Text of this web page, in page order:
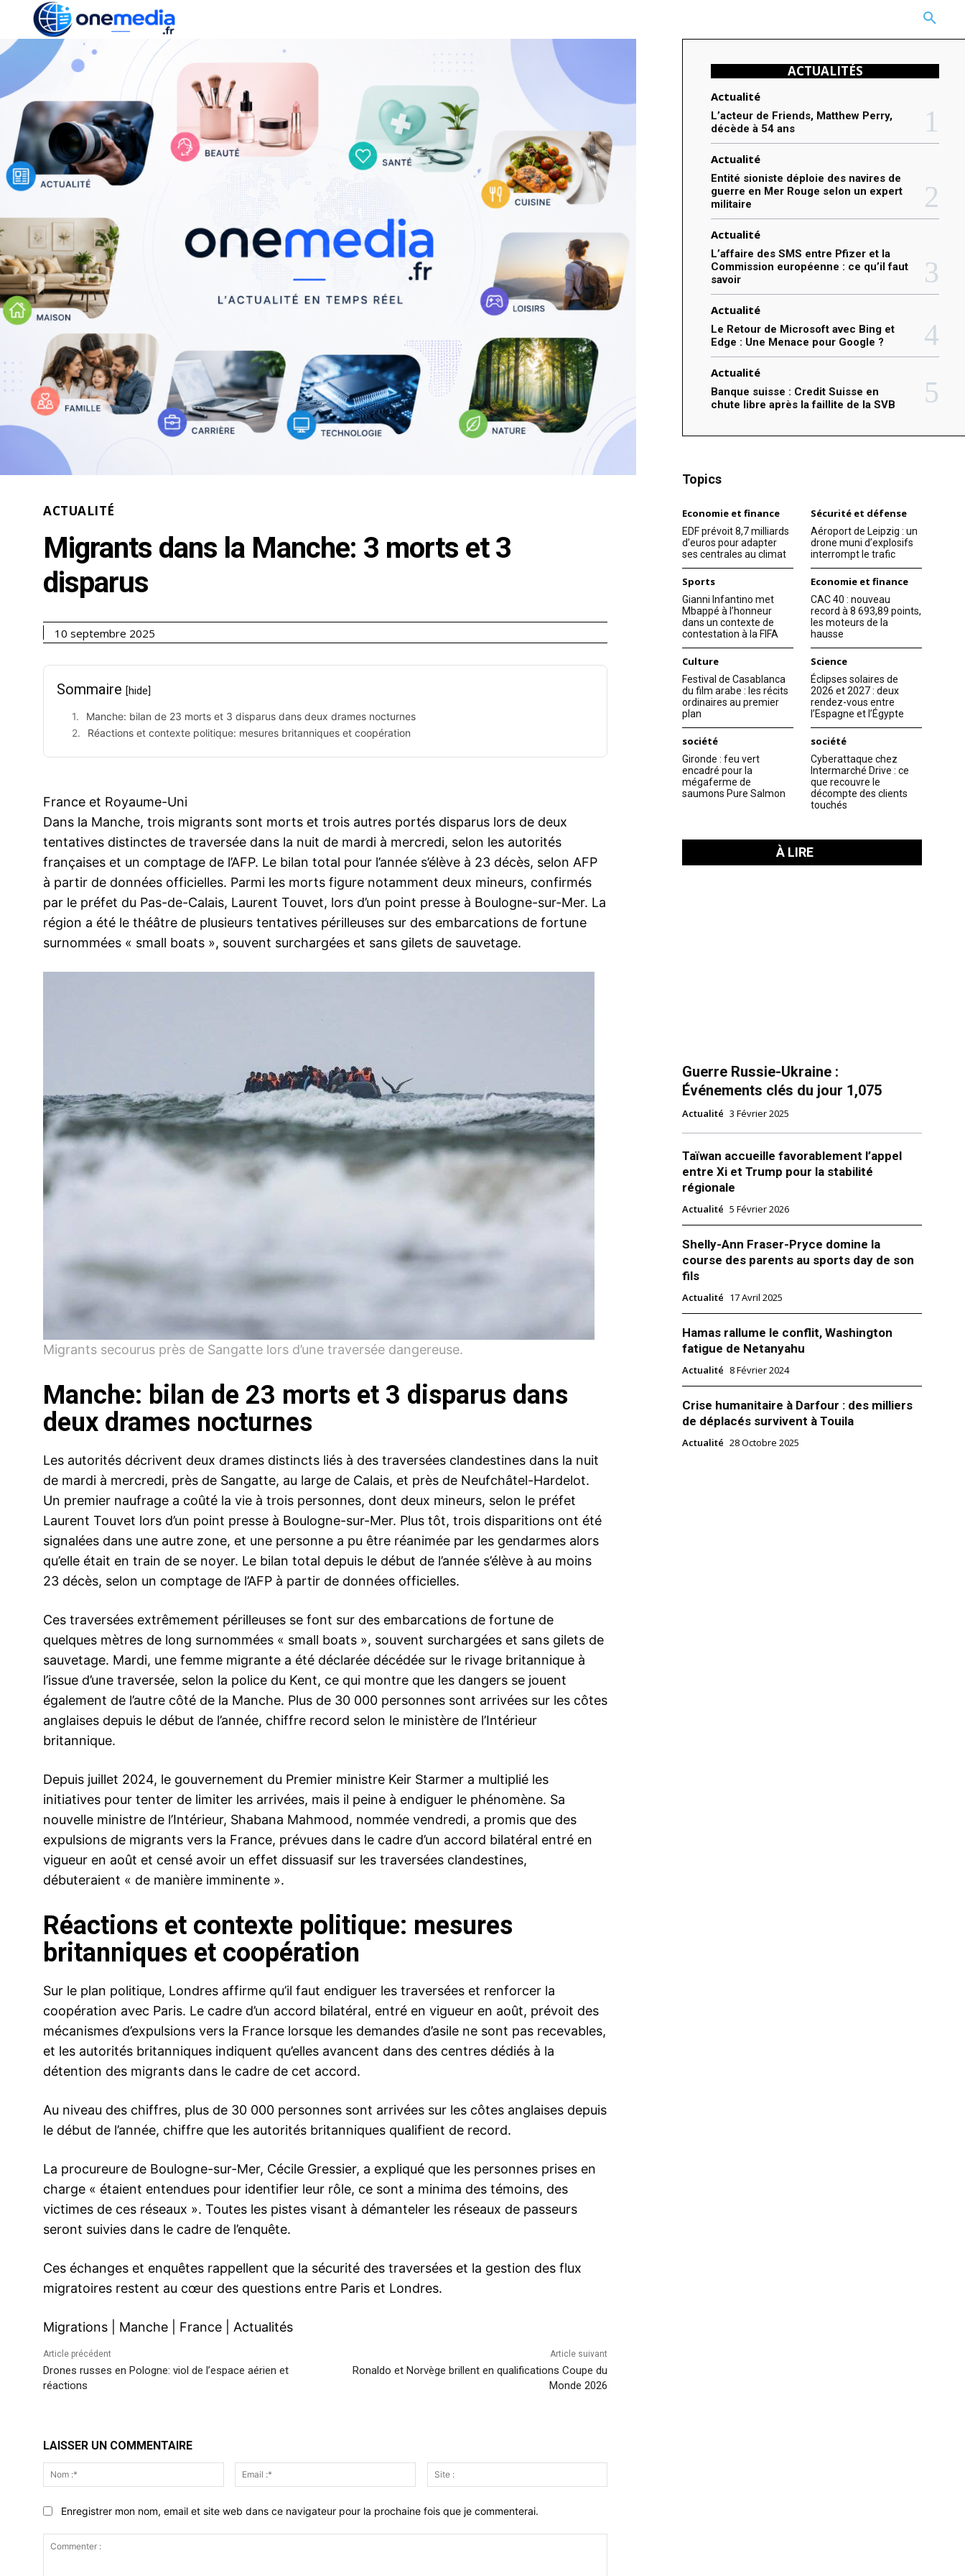
MORE
ACTUALITÉ
Migrants dans la Manche: 3 morts et 3
disparus
10 septembre 2025
Sommaire [hide]
Manche: bilan de 23 morts et 3 disparus dans deux drames nocturnes
Réactions et contexte politique: mesures britanniques et coopération
France et Royaume-Uni
Dans la Manche, trois migrants sont morts et trois autres portés disparus lors de deux
tentatives distinctes de traversée dans la nuit de mardi à mercredi, selon les autorités
françaises et un comptage de l’AFP. Le bilan total pour l’année s’élève à 23 décès, selon AFP
à partir de données officielles. Parmi les morts figure notamment deux mineurs, confirmés
par le préfet du Pas-de-Calais, Laurent Touvet, lors d’un point presse à Boulogne-sur-Mer. La
région a été le théâtre de plusieurs tentatives périlleuses sur des embarcations de fortune
surnommées « small boats », souvent surchargées et sans gilets de sauvetage.
Migrants secourus près de Sangatte lors d’une traversée dangereuse.
Manche: bilan de 23 morts et 3 disparus dans
deux drames nocturnes
Les autorités décrivent deux drames distincts liés à des traversées clandestines dans la nuit
de mardi à mercredi, près de Sangatte, au large de Calais, et près de Neufchâtel-Hardelot.
Un premier naufrage a coûté la vie à trois personnes, dont deux mineurs, selon le préfet
Laurent Touvet lors d’un point presse à Boulogne-sur-Mer. Plus tôt, trois disparitions ont été
signalées dans une autre zone, et une personne a pu être réanimée par les gendarmes alors
qu’elle était en train de se noyer. Le bilan total depuis le début de l’année s’élève à au moins
23 décès, selon un comptage de l’AFP à partir de données officielles.
Ces traversées extrêmement périlleuses se font sur des embarcations de fortune de
quelques mètres de long surnommées « small boats », souvent surchargées et sans gilets de
sauvetage. Mardi, une femme migrante a été déclarée décédée sur le rivage britannique à
l’issue d’une traversée, selon la police du Kent, ce qui montre que les dangers se jouent
également de l’autre côté de la Manche. Plus de 30 000 personnes sont arrivées sur les côtes
anglaises depuis le début de l’année, chiffre record selon le ministère de l’Intérieur
britannique.
Depuis juillet 2024, le gouvernement du Premier ministre Keir Starmer a multiplié les
initiatives pour tenter de limiter les arrivées, mais il peine à endiguer le phénomène. Sa
nouvelle ministre de l’Intérieur, Shabana Mahmood, nommée vendredi, a promis que des
expulsions de migrants vers la France, prévues dans le cadre d’un accord bilatéral entré en
vigueur en août et censé avoir un effet dissuasif sur les traversées clandestines,
débuteraient « de manière imminente ».
Réactions et contexte politique: mesures
britanniques et coopération
Sur le plan politique, Londres affirme qu’il faut endiguer les traversées et renforcer la
coopération avec Paris. Le cadre d’un accord bilatéral, entré en vigueur en août, prévoit des
mécanismes d’expulsions vers la France lorsque les demandes d’asile ne sont pas recevables,
et les autorités britanniques indiquent qu’elles avancent dans des centres dédiés à la
détention des migrants dans le cadre de cet accord.
Au niveau des chiffres, plus de 30 000 personnes sont arrivées sur les côtes anglaises depuis
le début de l’année, chiffre que les autorités britanniques qualifient de record.
La procureure de Boulogne-sur-Mer, Cécile Gressier, a expliqué que les personnes prises en
charge « étaient entendues pour identifier leur rôle, ce sont a minima des témoins, des
victimes de ces réseaux ». Toutes les pistes visant à démanteler les réseaux de passeurs
seront suivies dans le cadre de l’enquête.
Ces échanges et enquêtes rappellent que la sécurité des traversées et la gestion des flux
migratoires restent au cœur des questions entre Paris et Londres.
Migrations Manche France Actualités
Article précédent
Drones russes en Pologne: viol de l’espace aérien et
réactions
Article suivant
Ronaldo et Norvège brillent en qualifications Coupe du
Monde 2026
LAISSER UN COMMENTAIRE
Nom
:*
Email
:*
:
Enregistrer mon nom, email et site web dans ce navigateur pour la prochaine fois que je commenterai.
ACTUALITÉS
Actualité
L’acteur de Friends, Matthew Perry,
décède à 54 ans
Actualité
Entité sioniste déploie des navires de
guerre en Mer Rouge selon un expert
militaire
Actualité
L’affaire des SMS entre Pfizer et la
Commission européenne : ce qu’il faut
savoir
Actualité
Le Retour de Microsoft avec Bing et
Edge : Une Menace pour Google ?
Actualité
Banque suisse : Credit Suisse en
chute libre après la faillite de la SVB
Topics
Economie et finance
EDF prévoit 8,7 milliards
d’euros pour adapter
ses centrales au climat
Sécurité et défense
Aéroport de Leipzig : un
drone muni d’explosifs
interrompt le trafic
Sports
Gianni Infantino met
Mbappé à l’honneur
dans un contexte de
contestation à la FIFA
Economie et finance
CAC 40 : nouveau
record à 8 693,89 points,
les moteurs de la
hausse
Culture
Festival de Casablanca
du film arabe : les récits
ordinaires au premier
plan
Science
Éclipses solaires de
2026 et 2027 : deux
rendez-vous entre
l’Espagne et l’Égypte
société
Gironde : feu vert
encadré pour la
mégaferme de
saumons Pure Salmon
société
Cyberattaque chez
Intermarché Drive : ce
que recouvre le
décompte des clients
touchés
À LIRE
Guerre Russie-Ukraine :
Événements clés du jour 1,075
Actualité 3 Février 2025
Taïwan accueille favorablement l’appel
entre Xi et Trump pour la stabilité
régionale
Actualité 5 Février 2026
Shelly-Ann Fraser-Pryce domine la
course des parents au sports day de son
fils
Actualité 17 Avril 2025
Hamas rallume le conflit, Washington
fatigue de Netanyahu
Actualité 8 Février 2024
Crise humanitaire à Darfour : des milliers
de déplacés survivent à Touila
Actualité 28 Octobre 2025